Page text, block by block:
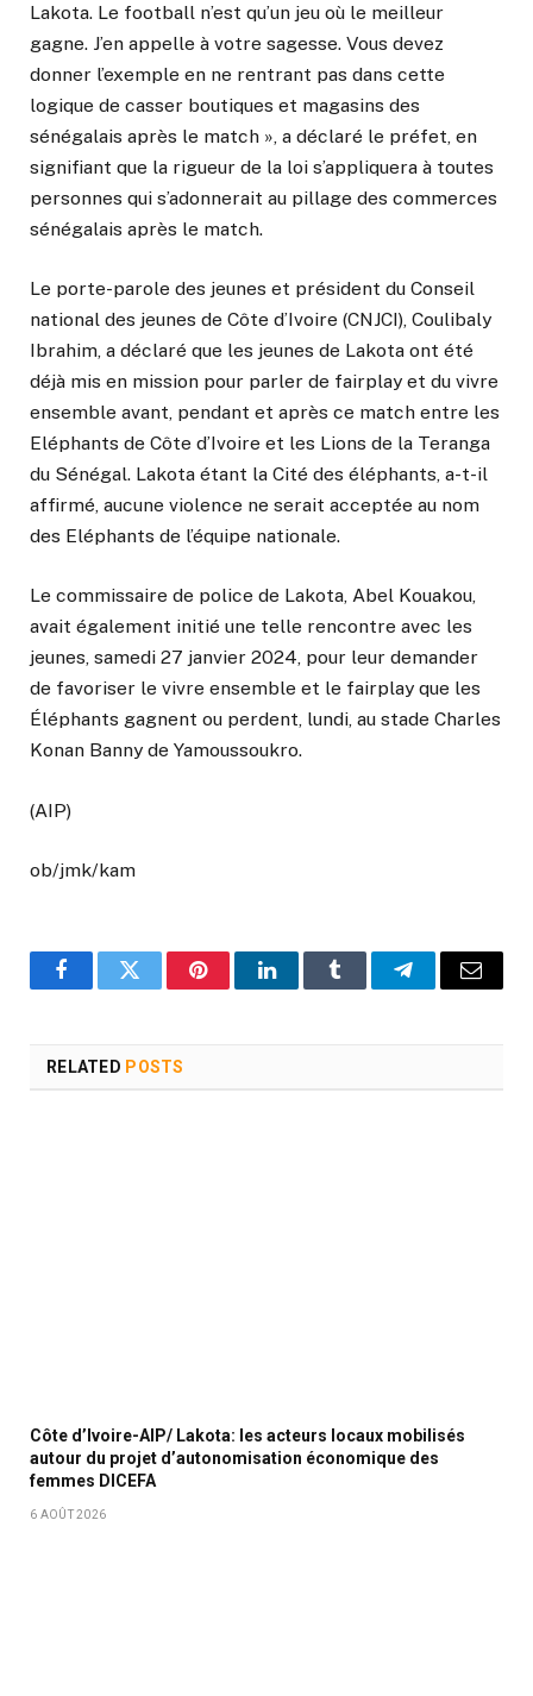
Lakota. Le football n’est qu’un jeu où le meilleur
gagne. J’en appelle à votre sagesse. Vous devez
donner l’exemple en ne rentrant pas dans cette
logique de casser boutiques et magasins des
sénégalais après le match », a déclaré le préfet, en
signifiant que la rigueur de la loi s’appliquera à toutes
personnes qui s’adonnerait au pillage des commerces
sénégalais après le match.
Le porte-parole des jeunes et président du Conseil
national des jeunes de Côte d’Ivoire (CNJCI), Coulibaly
Ibrahim, a déclaré que les jeunes de Lakota ont été
déjà mis en mission pour parler de fairplay et du vivre
ensemble avant, pendant et après ce match entre les
Eléphants de Côte d’Ivoire et les Lions de la Teranga
du Sénégal. Lakota étant la Cité des éléphants, a-t-il
affirmé, aucune violence ne serait acceptée au nom
des Eléphants de l’équipe nationale.
Le commissaire de police de Lakota, Abel Kouakou,
avait également initié une telle rencontre avec les
jeunes, samedi 27 janvier 2024, pour leur demander
de favoriser le vivre ensemble et le fairplay que les
Éléphants gagnent ou perdent, lundi, au stade Charles
Konan Banny de Yamoussoukro.
(AIP)
ob/jmk/kam
FacebookTwitter PinterestLinkedInTumblr TelegramEmail
RELATED POSTS
Côte d’Ivoire-AIP/ Lakota: les acteurs locaux mobilisés
autour du projet d’autonomisation économique des
femmes DICEFA
6 AOÛT 2026